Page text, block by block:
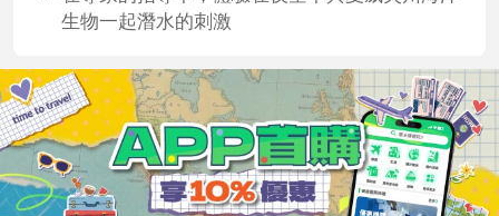
生物一起潛水的刺激